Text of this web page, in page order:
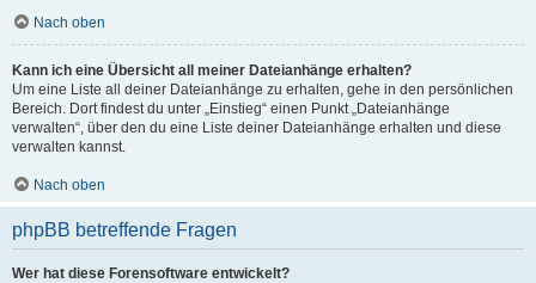
Nach oben
Kann ich eine Übersicht all meiner Dateianhänge erhalten?
Um eine Liste all deiner Dateianhänge zu erhalten, gehe in den persönlichen
Bereich. Dort findest du unter „Einstieg“ einen Punkt „Dateianhänge
verwalten“, über den du eine Liste deiner Dateianhänge erhalten und diese
verwalten kannst.
Nach oben
phpBB betreffende Fragen
Wer hat diese Forensoftware entwickelt?